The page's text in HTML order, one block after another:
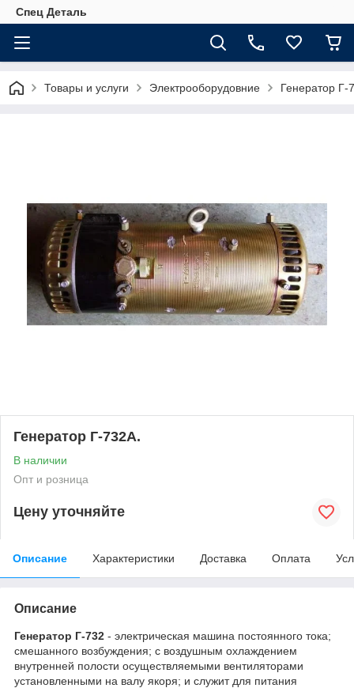
Спец Деталь
Товары и услуги Электрооборудовние Генератор Г-
Генератор Г-732А.
В наличии
Опт и розница
Цену уточняйте
Описание Характеристики Доставка Оплата
Описание
Генератор Г-732 - электрическая машина постоянного тока;
смешанного возбуждения; с воздушным охлаждением
внутренней полости осуществляемыми вентиляторами
установленными на валу якоря; и служит для питания